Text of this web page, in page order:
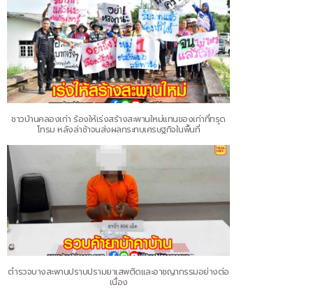
ชาวบ้านคลองเก่า ร้องให้เร่งสร้างสะพานใหม่แทนของเก่าที่ทรุด
โทรม หลังล่าช้าจนส่งผลกระทบเศรษฐกิจในพื้นที่
ตำรวจบางสะพานปราบปรามยาเสพติดและอาชญากรรมอย่างต่อ
เนื่อง